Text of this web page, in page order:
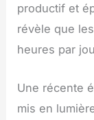
productif et
révèle que
heures par
Une récente
mis en